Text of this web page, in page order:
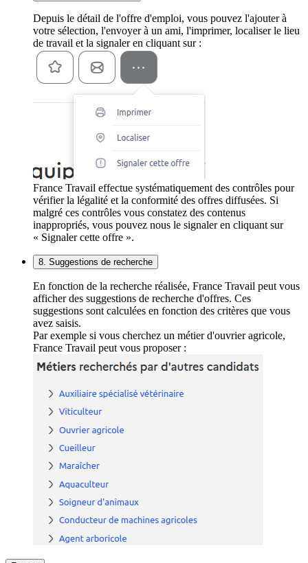
Depuis le détail de l'offre d'emploi, vous pouvez l'ajouter à
votre sélection, l'envoyer à un ami, l'imprimer, localiser le lieu
de travail et la signaler en cliquant sur :
France Travail effectue systématiquement des contrôles pour
vérifier la légalité et la conformité des offres diffusées. Si
malgré ces contrôles vous constatez des contenus
inappropriés, vous pouvez nous le signaler en cliquant sur
« Signaler cette offre ».
8. Suggestions de recherche
En fonction de la recherche réalisée, France Travail peut vous
afficher des suggestions de recherche d'offres. Ces
suggestions sont calculées en fonction des critères que vous
avez saisis.
Par exemple si vous cherchez un métier d'ouvrier agricole,
France Travail peut vous proposer :